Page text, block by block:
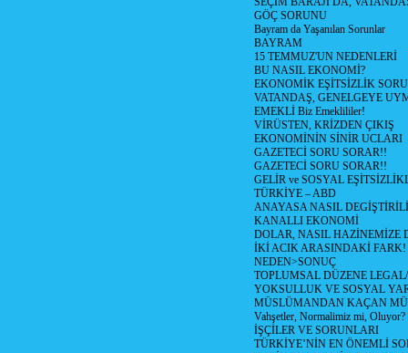
GÖÇ SORUNU
Bayram da Yaşanılan Sorunlar
BAYRAM
15 TEMMUZ'UN NEDENLERİ
BU NASIL EKONOMİ?
EKONOMİK EŞİTSİZLİK
VATANDAŞ, GENELGEYE
EMEKLİ Biz Emeklililer!
VİRÜSTEN, KRİZDEN ÇIKIŞ
EKONOMİNİN SİNİR UCLARI
GAZETECİ SORU SORAR!!
GAZETECİ SORU SORAR!!
GELİR ve SOSYAL
TÜRKİYE – ABD
ANAYASA NASIL
KANALLI EKONOMİ
DOLAR, NASIL HAZİNEMİZE
İKİ ACIK ARASINDAKİ FARK!
NEDEN>SONUÇ
TOPLUMSAL DÜZENE
YOKSULLUK VE SOSYAL
MÜSLÜMANDAN KAÇAN
Vahşetler, Normalimiz mi, Oluyor?
İŞÇİLER VE SORUNLARI
TÜRKİYE’NİN EN ÖNEMLİ